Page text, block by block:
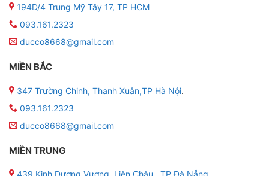
194D/4 Trung Mỹ Tây 17, TP HCM
093.161.2323
ducco8668@gmail.com
MIỀN BẮC
347 Trường Chinh, Thanh Xuân,TP Hà Nội.
093.161.2323
ducco8668@gmail.com
MIỀN TRUNG